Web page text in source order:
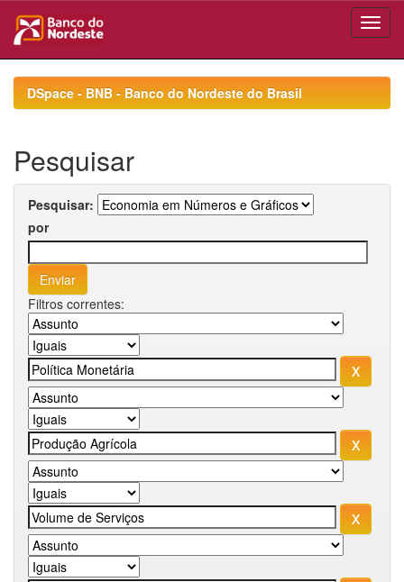
navigationDSpace - BNB - Banco do Nordeste do Brasil
Pesquisar
Pesquisar:
por
Filtros correntes: